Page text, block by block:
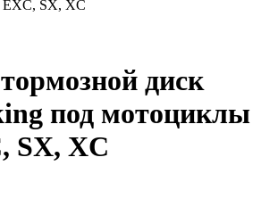
SX, XC
диск
под мотоциклы
SX, XC